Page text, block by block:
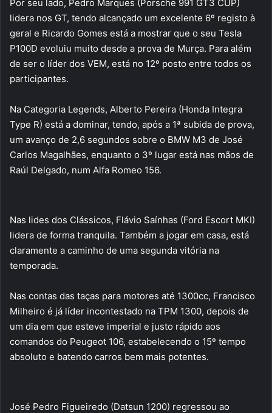
Por seu lado, Pedro Marques (Porsche 991 GT3 CUP)
lidera nos GT, tendo alcançado um excelente 6º registo à
geral e Ricardo Gomes está a mostrar que o seu Tesla
P100D evoluiu muito desde a prova de Murça. Para além
de ser o líder dos VEM, está no 12º posto entre todos os
participantes.
Na Categoria Legends, Alberto Pereira (Honda Integra
Type R) está a dominar, tendo, após a 1ª subida de prova,
um avanço de 2,6 segundos sobre o BMW M3 de José
Carlos Magalhães, enquanto o 3º lugar está nas mãos de
Raúl Delgado, num Alfa Romeo 156.
Nas lides dos Clássicos, Flávio Saínhas (Ford Escort MKI)
lidera de forma tranquila. Também a jogar em casa, está
claramente a caminho de uma segunda vitória na
temporada.
Nas contas das taças para motores até 1300cc, Francisco
Milheiro é já líder incontestado na TPM 1300, depois de
um dia em que esteve imperial e justo rápido aos
comandos do Peugeot 106, estabelecendo o 15º tempo
absoluto e batendo carros bem mais potentes.
José Pedro Figueiredo (Datsun 1200) regressou ao